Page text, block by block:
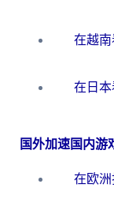
国外加速国内游